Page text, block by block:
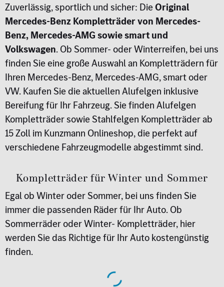
Zuverlässig, sportlich und sicher: DieOriginal
Mercedes-Benz Kompletträder von Mercedes-
Benz, Mercedes-AMG sowie smart und
Volkswagen. Ob Sommer- oder Winterreifen, bei uns
finden Sie eine große Auswahl an Kompletträdern für
Ihren Mercedes-Benz, Mercedes-AMG, smart oder
VW. Kaufen Sie die aktuellen Alufelgen inklusive
Bereifung für Ihr Fahrzeug. Sie finden Alufelgen
Kompletträder sowie Stahlfelgen Kompletträder ab
15 Zoll im Kunzmann Onlineshop, die perfekt auf
verschiedene Fahrzeugmodelle abgestimmt sind.
Kompletträder für Winter und Sommer
Egal ob Winter oder Sommer, bei uns finden Sie
immer die passenden Räder für Ihr Auto. Ob
Sommerräder oder Winter- Kompletträder, hier
werden Sie das Richtige für Ihr Auto kostengünstig
finden.